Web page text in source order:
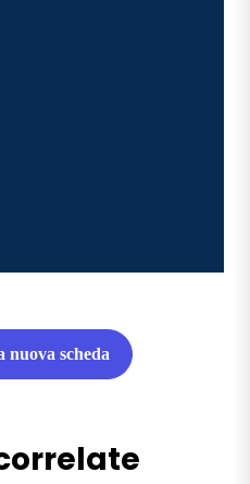
scheda